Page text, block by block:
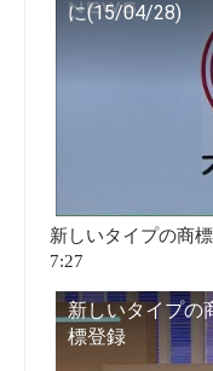
に(15/04/28)
新しいタイプの商
7:27
新しいタイプの
標登録